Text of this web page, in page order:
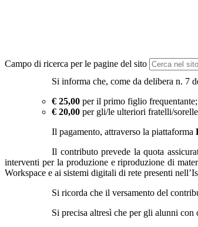
Campo di ricerca per le pagine del sito
Si informa che, come da delibera n. 7
€ 25,00 per il primo figlio frequentante;
€ 20,00 per gli/le ulteriori fratelli/
Il pagamento, attraverso la piattaforma
Il contributo prevede la quota
interventi per la produzione e riproduzione di
Workspace e ai sistemi digitali di rete presenti
Si ricorda che il versamento del
Si precisa altresì che per gli alunni